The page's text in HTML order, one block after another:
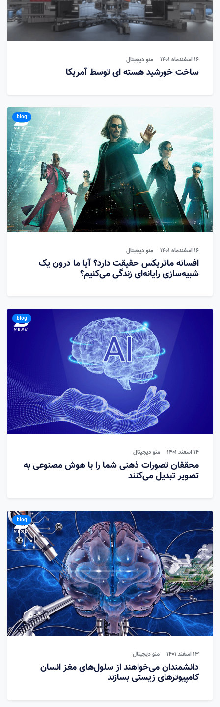
۱۶ اسفندماه ۱۴۰۱ منو دیجیتال
ساخت خورشید هسته ای توسط آمریکا
blog
16 اسفندماه 1401 منو دیجیتال
افسانه ماتریکس حقیقت دارد؟ آیا ما درون یک
شبیه‌سازی رایانه‌ای زندگی می‌کنیم؟
blog
14 اسفند 1401 منو دیجیتال
محققان تصورات ذهنی شما را با هوش مصنوعی به
تصویر تبدیل می‌کنند
blog
13 اسفند 1401 منو دیجیتال
دانشمندان می‌خواهند از سلول‌های مغز انسان
کامپیوترهای زیستی بسازند